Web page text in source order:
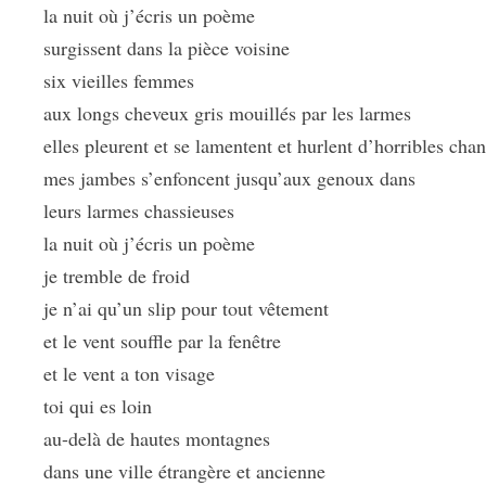
la nuit où j’écris un poème
surgissent dans la pièce voisine
six vieilles femmes
aux longs cheveux gris mouillés par les larmes
elles pleurent et se lamentent et hurlent d’horribles
mes jambes s’enfoncent jusqu’aux genoux dans
leurs larmes chassieuses
la nuit où j’écris un poème
je tremble de froid
je n’ai qu’un slip pour tout vêtement
et le vent souffle par la fenêtre
et le vent a ton visage
toi qui es loin
au-delà de hautes montagnes
dans une ville étrangère et ancienne